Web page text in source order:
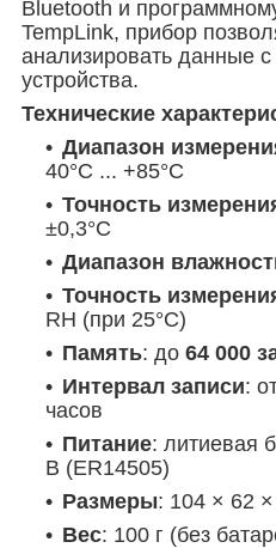
Bluetooth и
TempLink, прибор
анализировать данные
устройства.
Технические
Диапазон
40°C ... +85°C
Точность
±0,3°C
Диапазон
Точность
RH (при 25°C)
Память: до 64 000
Интервал записи:
часов
Питание: литиевая
В (ER14505)
Размеры: 104 × 62
Вес: 100 г (без